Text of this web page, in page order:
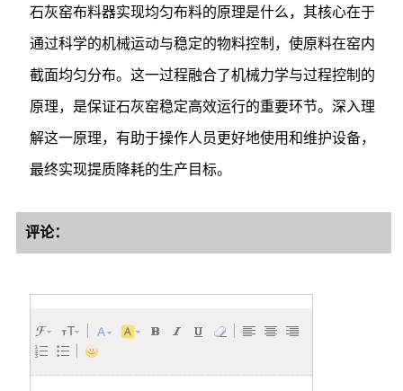
石灰窑布料器实现均匀布料的原理是什么，其核心在于
通过科学的机械运动与稳定的物料控制，使原料在窑内
截面均匀分布。这一过程融合了机械力学与过程控制的
原理，是保证石灰窑稳定高效运行的重要环节。深入理
解这一原理，有助于操作人员更好地使用和维护设备，
最终实现提质降耗的生产目标。
评论：